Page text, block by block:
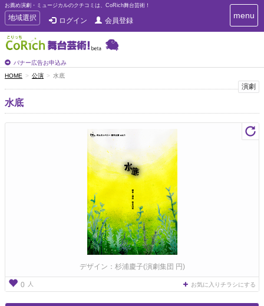
お薦め演劇・ミュージカルのクチコミは、CoRich舞台芸術！
T
o
g
g
e
n
a
v
i
地域選択 ログイン 会員登録
バナー広告お申込み
T
o
i
menu
HOME 公演 水底
演劇
水底
デザイン：杉浦慶子(演劇集団 円)
0 人 お気に入りチラシにする